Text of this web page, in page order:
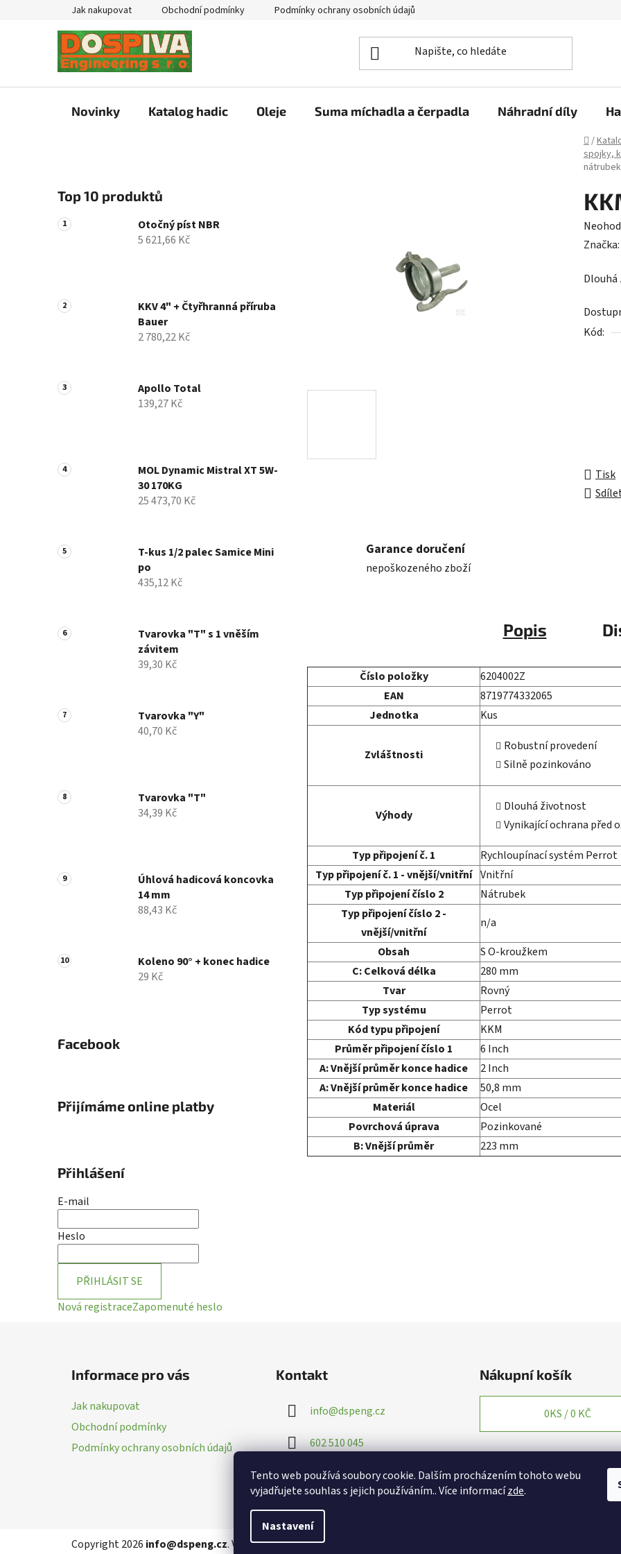
Tento web používá soubory cookie. Dalším procházením tohoto webu
vyjadřujete souhlas s jejich používáním.. Více informacízde.
Nastavení
Jak nakupovat Obchodní podmínky Podmínky ochrany osobních údajů
Novinky Katalog hadic Oleje Suma míchadla a čerpadla Náhradní díly
Domů
/
spojky,
o
s
t
n
n
e
Top 10 produktů
Otočný píst NBR
5 621,66 Kč
KKV 4" + Čtyřhranná příruba
Bauer
2 780,22 Kč
Apollo Total
139,27 Kč
MOL Dynamic Mistral XT 5W-
30 170KG
25 473,70 Kč
T-kus 1/2 palec Samice Mini
po
435,12 Kč
Tvarovka "T" s 1 vněším
závitem
39,30 Kč
Tvarovka "Y"
40,70 Kč
Tvarovka "T"
34,39 Kč
Úhlová hadicová koncovka
14 mm
88,43 Kč
Koleno 90° + konec hadice
29 Kč
Facebook
Přijímáme online platby
Přihlášení
E-mail
Heslo
PŘIHLÁSIT SE
Nová registraceZapomenuté heslo
je
z
5
Značka:
Kód:
Tisk
Garance doručení
nepoškozeného zboží
Popis
Číslo položky
6204002Z
EAN
8719774332065
Jednotka
Kus
Zvláštnosti
Robustní provedení
Silně pozinkováno
Výhody
Dlouhá životnost
Vynikající ochrana před
Typ připojení č. 1
Rychloupínací systém Perrot
Typ připojení č. 1 - vnější/vnitřní Vnitřní
Typ připojení číslo 2
Nátrubek
Typ připojení číslo 2 -
vnější/vnitřní
n/a
Obsah
S O-kroužkem
C:Celková délka 280 mm
Tvar
Rovný
Typ systému
Perrot
Kód typu připojení
KKM
Průměr připojení číslo 1
6 Inch
A:Vnější průměr konce hadice 2Inch
A:Vnější průměr konce hadice 50,8 mm
Materiál
Ocel
Povrchová úprava
Pozinkované
B:Vnější průměr 223 mm
Informace pro vás
Jak nakupovat
Obchodní podmínky
Podmínky ochrany osobních údajů
Kontakt
info@dspeng.cz
602 510 045
Nákupní košík
0KS /0 KČ
Copyright 2026 info@dspeng.cz. Všechna práva vyhrazena.